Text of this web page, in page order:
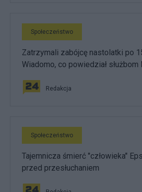
Społeczeństwo
Zatrzymali zabójcę nastolatki po
Wiadomo, co powiedział służbom
Redakcja
Społeczeństwo
Tajemnicza śmierć "człowieka"
przed przesłuchaniem